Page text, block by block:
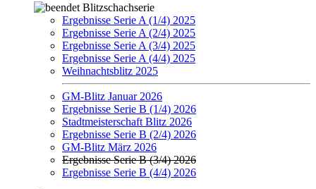
Blitzschachserie
Ergebnisse Serie A (1/4) 2025
Ergebnisse Serie A (2/4) 2025
Ergebnisse Serie A (3/4) 2025
Ergebnisse Serie A (4/4) 2025
Weihnachtsblitz 2025
GM-Blitz Januar 2026
Ergebnisse Serie B (1/4) 2026
Stadtmeisterschaft Blitz 2026
Ergebnisse Serie B (2/4) 2026
GM-Blitz März 2026
Ergebnisse Serie B (3/4) 2026
Ergebnisse Serie B (4/4) 2026